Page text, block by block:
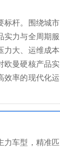
标杆。围绕城市
实力与全周期服
力大、运维成本
欧曼硬核产品实
效率的现代化运
力车型，精准匹